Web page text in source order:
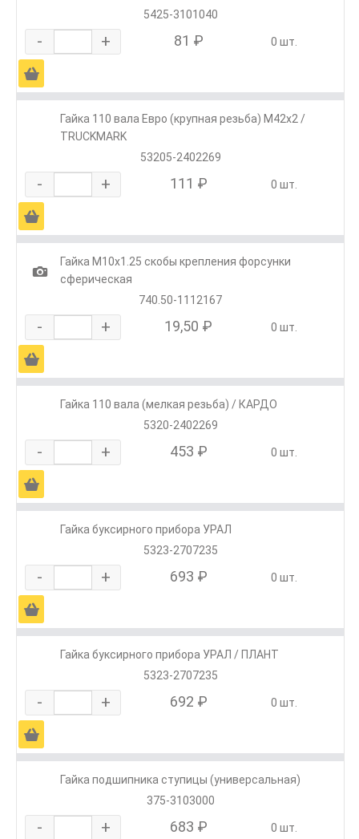
5425-3101040
- + 81 ₽ 0 шт.
Ä
Гайка 110 вала Евро (крупная резьба) М42х2 /
TRUCKMARK
53205-2402269
- + 111 ₽ 0 шт.
Ä
1
Гайка М10х1.25 скобы крепления форсунки
сферическая
740.50-1112167
- + 19,50 ₽ 0 шт.
Ä
Гайка 110 вала (мелкая резьба) / КАРДО
5320-2402269
- + 453 ₽ 0 шт.
Ä
Гайка буксирного прибора УРАЛ
5323-2707235
- + 693 ₽ 0 шт.
Ä
Гайка буксирного прибора УРАЛ / ПЛАНТ
5323-2707235
- + 692 ₽ 0 шт.
Ä
Гайка подшипника ступицы (универсальная)
375-3103000
- + 683 ₽ 0 шт.